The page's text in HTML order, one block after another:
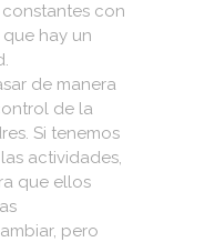
con
hay un
de manera
de la
Si tenemos
actividades,
que ellos
pero